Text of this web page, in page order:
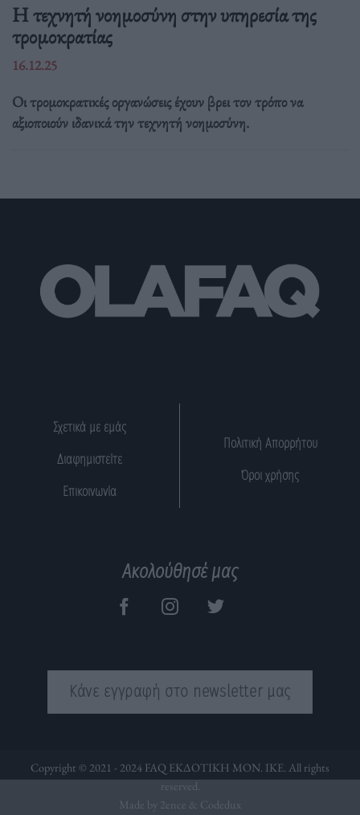
Η τεχνητή νοημοσύνη στην υπηρεσία της
τρομοκρατίας
16.12.25
Οι τρομοκρατικές οργανώσεις έχουν βρει τον τρόπο να
αξιοποιούν ιδανικά την τεχνητή νοημοσύνη.
Σχετικά με εμάς
Διαφημιστείτε
Επικοινωνία
Πολιτική Απορρήτου
Όροι χρήσης
Ακολούθησέ μας
Κάνε εγγραφή στο newsletter μας
Copyright © 2021 - 2024 FAQ ΕΚΔΟΤΙΚΗ ΜΟΝ. ΙΚΕ. All rights
reserved.
Made by 2ence & Codedux